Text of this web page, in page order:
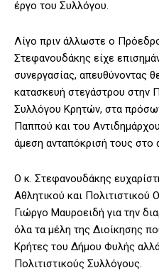
έργο του Συλλόγου.
Λίγο πριν άλλωστε ο
Στεφανουδάκης είχε
συνεργασίας, απευθύνοντας
κατασκευή στεγάστρου στην
Συλλόγου Κρητών, στα
Παππού και του
άμεση ανταπόκρισή τους στο
Ο κ. Στεφανουδάκης
Αθλητικού και
Γιώργο Μαυροειδή για την
όλα τα μέλη της Διοίκησης
Κρήτες του Δήμου Φυλής
Πολιτιστικούς Συλλόγους.